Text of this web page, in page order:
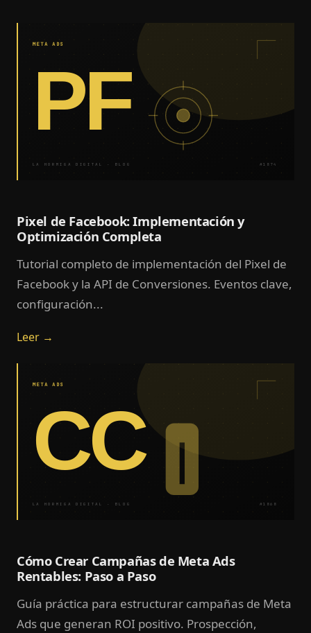
META ADS
LA HORMIGA DIGITAL · BLOG
PF
#1874
Pixel de Facebook: Implementación y
Optimización Completa
Tutorial completo de implementación del Pixel de
Facebook y la API de Conversiones. Eventos clave,
configuración...
Leer →
META ADS
LA HORMIGA DIGITAL · BLOG
CC
#1868
Cómo Crear Campañas de Meta Ads
Rentables: Paso a Paso
Guía práctica para estructurar campañas de Meta
Ads que generan ROI positivo. Prospección,